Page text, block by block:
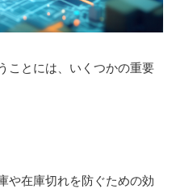
ことには、いくつかの重要
や在庫切れを防ぐための効